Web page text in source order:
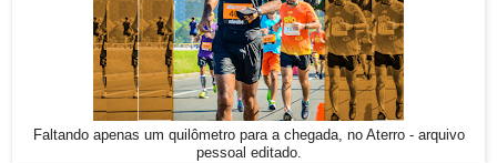
Faltando apenas um quilômetro para a chegada, no Aterro - arquivo
pessoal editado.